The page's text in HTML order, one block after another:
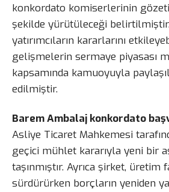
konkordato komiserlerinin
şekilde yürütüleceği belirtilmiştir.
yatırımcıların kararlarını
gelişmelerin sermaye piyasası
kapsamında kamuoyuyla
edilmiştir.
Barem Ambalaj konkordato
Asliye Ticaret Mahkemesi
geçici mühlet kararıyla yeni bir
taşınmıştır. Ayrıca şirket,
sürdürürken borçların yeniden